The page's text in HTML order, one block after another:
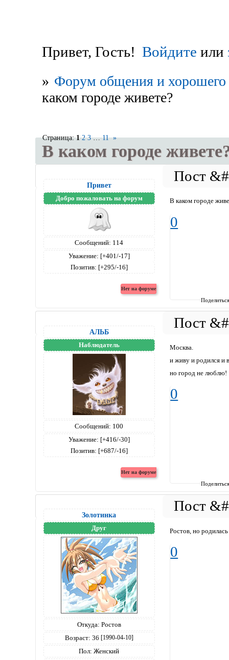
Привет, Гость! Войдите или
» Форум общения и хорошего
каком городе живете?
В каком городе
Страница:1 2 3 … 11 »
Привет
Добро пожаловать на форум
Сообщений: 114
Уважение: [+401/-17]
Позитив: [+295/-16]
В каком городе
0
АЛЬБ
Наблюдатель
Сообщений: 100
Уважение: [+416/-30]
Позитив: [+687/-16]
Москва.
и живу и родился и
но город не люблю!
0
Золотинка
Друг
Откуда: Ростов
Возраст: 36 [1990-04-10]
Пол: Женский
Ростов, но
0